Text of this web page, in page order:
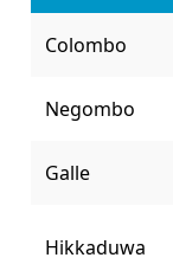
Colombo
Negombo
Galle
Hikkaduwa